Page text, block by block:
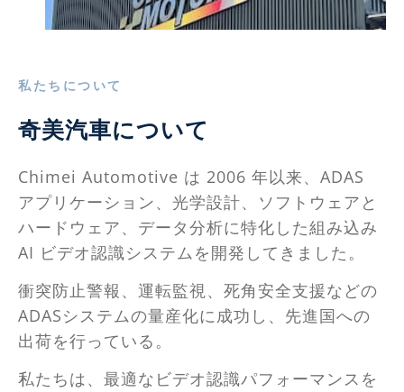
私たちについて
奇美汽車について
Chimei Automotive は 2006 年以来、ADAS
アプリケーション、光学設計、ソフトウェアと
ハードウェア、データ分析に特化した組み込み
AI ビデオ認識システムを開発してきました。
衝突防止警報、運転監視、死角安全支援などの
ADASシステムの量産化に成功し、先進国への
出荷を行っている。
私たちは、最適なビデオ認識パフォーマンスを